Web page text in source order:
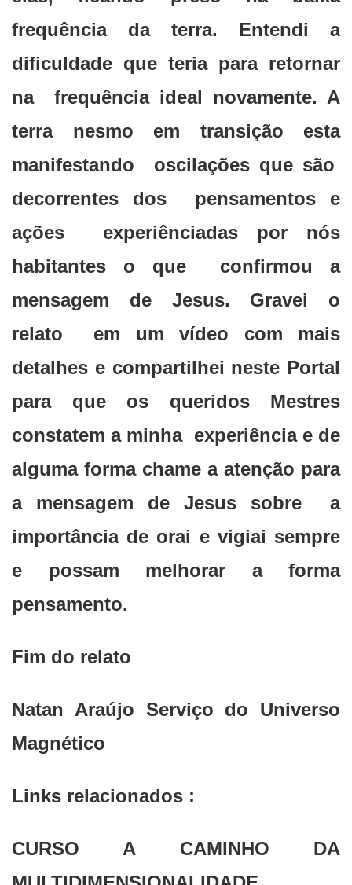
frequência da terra. Entendi a
dificuldade que teria para retornar
na frequência ideal novamente. A
terra nesmo em transição esta
manifestando oscilações que são
decorrentes dos pensamentos e
ações experiênciadas por nós
habitantes o que confirmou a
mensagem de Jesus. Gravei o
relato em um vídeo com mais
detalhes e compartilhei neste Portal
para que os queridos Mestres
constatem a minha experiência e de
alguma forma chame a atenção para
a mensagem de Jesus sobre a
importância de orai e vigiai sempre
e possam melhorar a forma
pensamento.
Fim do relato
Natan Araújo Serviço do Universo
Magnético
Links relacionados :
CURSO A CAMINHO DA